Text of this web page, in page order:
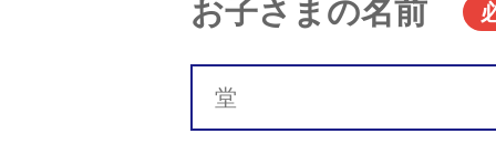
お子さまの名前